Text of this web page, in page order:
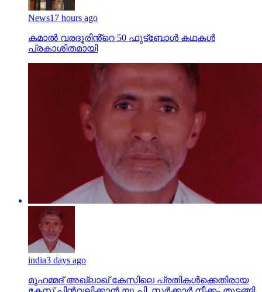
News17 hours ago
കമാൽ വരദൂരിൻ്റെ 50 ഫുട്ബോൾ കഥകൾ
പ്രകാശിതമായി
india3 days ago
മുഹമ്മദ് അഖ്‌ലാഖ് കേസിലെ പ്രതികള്‍ക്കെതിരായ